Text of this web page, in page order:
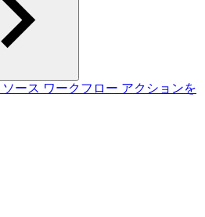
ース ワークフロー アクションを